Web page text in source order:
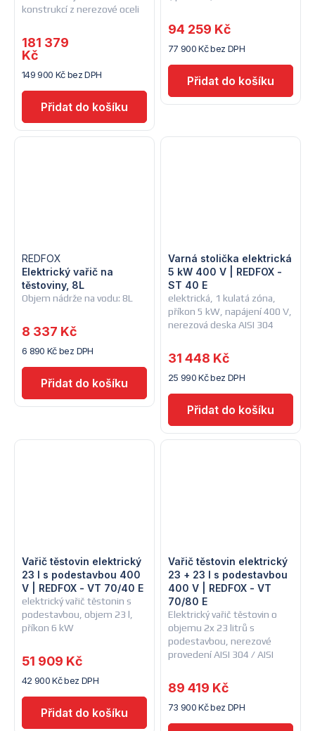
konstrukcí z nerezové oceli
149 900 Kč bez DPH
181 379
Kč
77 900 Kč bez DPH
94 259 Kč
Objem nádrže na vodu: 8L
Elektrický vařič na
těstoviny, 8L
REDFOX
6 890 Kč bez DPH
8 337 Kč
elektrická, 1 kulatá zóna,
příkon 5 kW, napájení 400 V,
nerezová deska AISI 304
Varná stolička elektrická
5 kW 400 V | REDFOX -
ST 40 E
25 990 Kč bez DPH
31 448 Kč
elektrický vařič těstonin s
podestavbou, objem 23 l,
příkon 6 kW
Vařič těstovin elektrický
23 l s podestavbou 400
V | REDFOX - VT 70/40 E
42 900 Kč bez DPH
51 909 Kč
Elektrický vařič těstovin o
objemu 2x 23 litrů s
podestavbou, nerezové
provedení AISI 304 / AISI
Vařič těstovin elektrický
23 + 23 l s podestavbou
400 V | REDFOX - VT
70/80 E
73 900 Kč bez DPH
89 419 Kč